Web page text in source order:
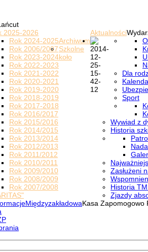
Aktualności
2025-2026
Archiwum
Rok 2024-2025
Rok 2006/2007
Rok 2023-2024
Rok 2022-2023
Rok 2021-2022
Rok 2020-2021
Rok 2019-2020
Rok 2018-2019
Rok 2017-2018
Rok 2016/2017
Rok 2015/2016
Rok 2014/2015
Rok 2013/2014
Rok 2012/2013
Rok 2011/2012
Rok 2010/2011
Rok 2009/2010
Rok 2008/2009
Rok 2007/2008
Szkolne
koło
Dla
Sport
Wywiad z
Historia
Zasłużeni
Historia
Zjazdy
MiędzyzakładowaKasa Zapomogowo